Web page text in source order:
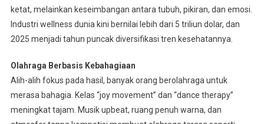
ketat, melainkan keseimbangan antara tubuh, pikiran, dan emosi.
Industri wellness dunia kini bernilai lebih dari 5 triliun dolar, dan
2025 menjadi tahun puncak diversifikasi tren kesehatannya.
Olahraga Berbasis Kebahagiaan
Alih-alih fokus pada hasil, banyak orang berolahraga untuk
merasa bahagia. Kelas “joy movement” dan “dance therapy”
meningkat tajam. Musik upbeat, ruang penuh warna, dan